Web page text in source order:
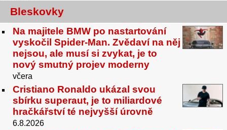
Bleskovky
Na majitele BMW po nastartování
vyskočil Spider-Man. Zvědaví na něj
nejsou, ale musí si zvykat, je to
nový smutný projev moderny
včera
Cristiano Ronaldo ukázal svou
sbírku superaut, je to miliardové
hračkářství té nejvyšší úrovně
6.8.2026